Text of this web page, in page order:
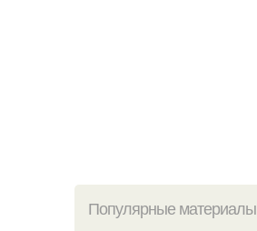
Популярные материалы